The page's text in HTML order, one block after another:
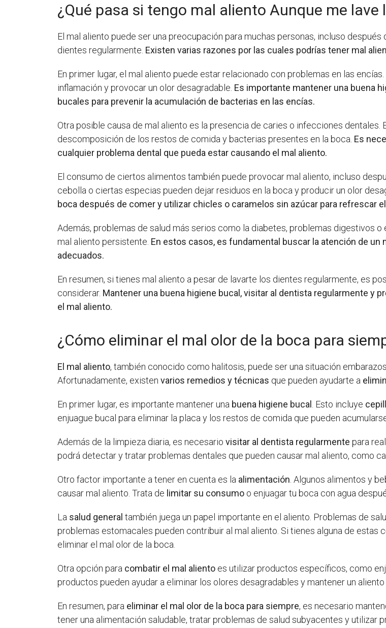
¿Qué pasa si tengo mal aliento Aunque me lave
El mal aliento puede ser una preocupación para muchas personas, incluso
dientes regularmente. Existen varias razones por las cuales podrías tener mal
En primer lugar, el mal aliento puede estar relacionado con problemas en las
inflamación y provocar un olor desagradable. Es importante mantener una buena
bucales para prevenir la acumulación de bacterias en las encías.
Otra posible causa de mal aliento es la presencia de caries o infecciones
descomposición de los restos de comida y bacterias presentes en la boca. Es
cualquier problema dental que pueda estar causando el mal aliento.
El consumo de ciertos alimentos también puede provocar mal aliento, incluso
cebolla o ciertas especias pueden dejar residuos en la boca y producir un olor
boca después de comer y utilizar chicles o caramelos sin azúcar para refrescar
Además, problemas de salud más serios como la diabetes, problemas digestivos
mal aliento persistente. En estos casos, es fundamental buscar la atención de
adecuados.
En resumen, si tienes mal aliento a pesar de lavarte los dientes regularmente, es
considerar. Mantener una buena higiene bucal, visitar al dentista regularmente y
el mal aliento.
¿Cómo eliminar el mal olor de la boca para
El mal aliento, también conocido como halitosis, puede ser una situación
Afortunadamente, existenvarios remedios y técnicas que pueden ayudarte a
En primer lugar, es importante mantener una buena higiene bucal . Esto incluye
enjuague bucal para eliminar la placa y los restos de comida que pueden
Además de la limpieza diaria, es necesariovisitar al dentista regularmente para
podrá detectar y tratar problemas dentales que pueden causar mal aliento, como
Otro factor importante a tener en cuenta es la alimentación . Algunos alimentos y
causar mal aliento. Trata de limitar su consumo o enjuagar tu boca con agua
La salud general también juega un papel importante en el aliento. Problemas de
problemas estomacales pueden contribuir al mal aliento. Si tienes alguna de estas
eliminar el mal olor de la boca.
Otra opción para combatir el mal aliento es utilizar productos específicos, como
productos pueden ayudar a eliminar los olores desagradables y mantener un
En resumen, para eliminar el mal olor de la boca para siempre, es necesario
tener una alimentación saludable, tratar problemas de salud subyacentes y